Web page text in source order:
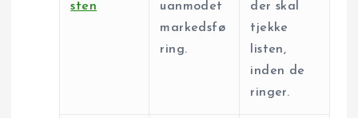
sten
uanmodet
markedsfø
ring.
der skal
tjekke
listen,
inden de
ringer.